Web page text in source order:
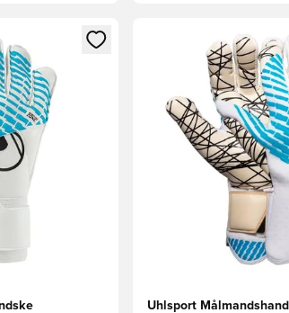
ind eller tilmelde dig som medlem
Åbner en Modal til at
Uhlsport